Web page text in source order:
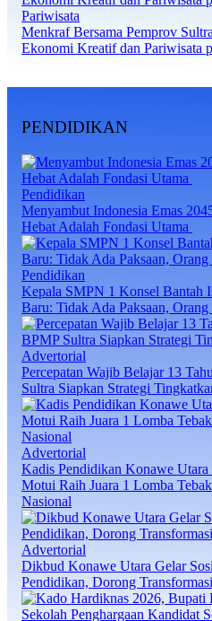
Pariwisata
Menkraf Bersama Pemprov
Ekonomi Kreatif dan Pariwisata
PENDIDIKAN
Pendidikan
‎Menyambut Indonesia Emas
Hebat Adalah Fondasi Utama ‎
Pendidikan
Kepala SMPN 1 Konsel Bantah
Baru: Tidak Ada Paksaan,
Advertorial
Percepatan Wajib Belajar 13
Sultra Siapkan Strategi
Advertorial
Kadis Pendidikan Konawe
Motui Raih Juara 1 Lomba
Nasional
Advertorial
Dikbud Konawe Utara Gelar
Pendidikan, Dorong